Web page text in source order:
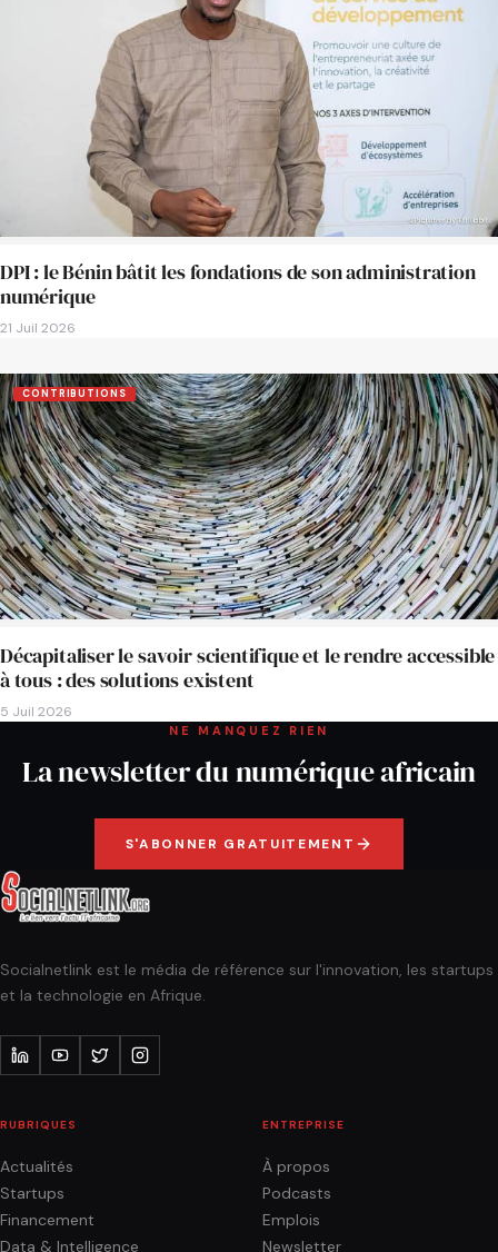
DPI : le Bénin bâtit les fondations de son administration
numérique
21 Juil 2026
CONTRIBUTIONS
Décapitaliser le savoir scientifique et le rendre accessible
à tous : des solutions existent
5 Juil 2026
NE MANQUEZ RIEN
La newsletter du numérique africain
S'ABONNER GRATUITEMENT
Socialnetlink est le média de référence sur l'innovation, les startups
et la technologie en Afrique.
RUBRIQUES
Actualités
Startups
Financement
Data & Intelligence
ENTREPRISE
À propos
Podcasts
Emplois
Newsletter